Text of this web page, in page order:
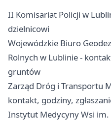
II Komisariat Policji w
dzielnicowi
Wojewódzkie Biuro
Rolnych w Lublinie -
gruntów
Zarząd Dróg i Transportu
kontakt, godziny,
Instytut Medycyny Wsi